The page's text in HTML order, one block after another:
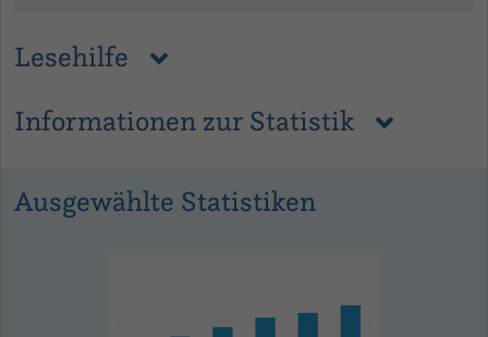
Lesehilfe
Informationen zur Statistik
Ausgewählte Statistiken